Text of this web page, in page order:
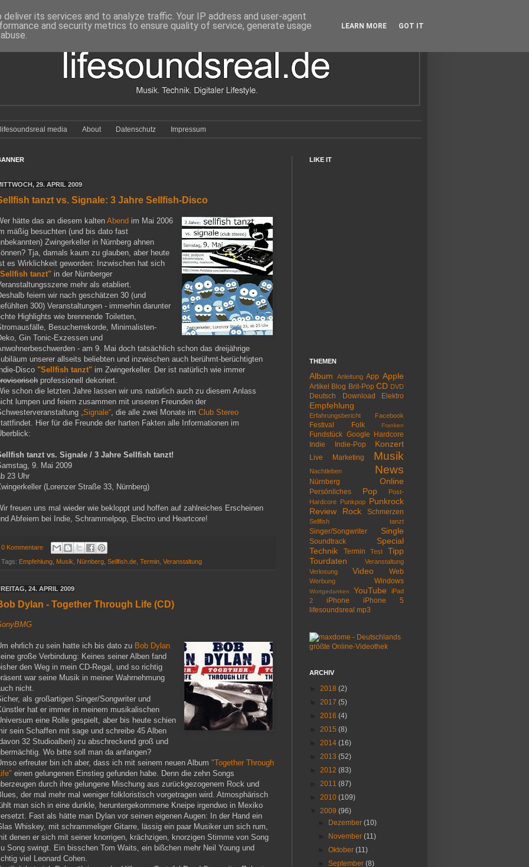
lifesoundsreal media About Datenschutz Impressum
29. APRIL 2009
tanzt vs. Signale: 3 Jahre Sellfish-Disco
hätte das an diesem kalten Abend im Mai 2006
mäßig besuchten (und bis dato fast
Zwingerkeller in Nürnberg ahnen
Tja, damals kaum zu glauben, aber heute
es Wirklichkeit geworden: Inzwischen hat sich
tanzt" in der Nürnberger
mehr als etabliert.
feiern wir nach geschätzen 30 (und
300) Veranstaltungen - immerhin darunter
Highlights wie brennende Toiletten,
Besucherrekorde, Minimalisten-
Gin Tonic-Exzessen und
- am 9. Mai doch tatsächlich schon das dreijährige
unserer allseits beliebten und inzwischen auch berühmt-berüchtigten
Disco "Sellfish tanzt" im Zwingerkeller. Der ist natürlich wie immer
professionell dekoriert.
schon die letzten Jahre lassen wir uns natürlich auch zu diesem Anlass
lumpen und feiern zusammen mit unseren Freunden der
„Signale“ , die alle zwei Monate im Club Stereo
Hier für die Freunde der harten Fakten alle Informationen im
tanzt vs. Signale / 3 Jahre Sellfish tanzt!
9. Mai 2009
23 Uhr
(Lorenzer Straße 33, Nürnberg)
freuen uns mal wieder wie bekloppt und hoffen auf zahlreiches Erscheinen
Abfeiern bei Indie, Schrammelpop, Electro und Heartcore!
0 Kommentare
Tags: Empfehlung Musik Nürnberg Sellfish.de Termin Veranstaltung
24. APRIL 2009
Dylan - Together Through Life (CD)
ehrlich zu sein hatte ich bis dato zu Bob Dylan
große Verbindung: Keines seiner Alben fand
den Weg in mein CD-Regal, und so richtig
war seine Musik in meiner Wahrnehmung
nicht.
als großartigen Singer/Songwriter und
hat er immer in meinem musikalischen
eine Rolle gespielt, aber bis heute schien
sein Schaffen mit sage und schreibe 45 Alben
32 Studioalben) zu abschreckend groß und
Wo bitte soll man da anfangen?
erfreuter bin ich aber, dass ich mit seinem neuen Album "Together Through
einen gelungenen Einstieg gefunden habe. Denn die zehn Songs
durch ihre gelungene Mischung aus zurückgezogenem Rock und
der mal mehr mal weniger folkloristisch vorgetragen wird. Atmosphärisch
man sich in eine dunkle, heruntergekommene Kneipe irgendwo in Mexiko
Fast als hätte man Dylan vor seinen eigenen Augen: In der Hand ein
Whiskey, mit schrammeliger Gitarre, lässig ein paar Musiker um sich rum,
denen er sich mit seiner knorrigen, krächzigen, knorzigen Stimme von Song
Song swingt. Ein bisschen Tom Waits, ein bißchen mehr Neil Young und
viel Leonard Cohen.
LIKE IT
THEMEN
Album Anleitung App Apple
Artikel Blog Brit-Pop CD DVD
Deutsch Download Elektro
Empfehlung
Erfahrungsbericht Facebook
Festival Folk Franken
Fundstück Google
Hardcore
Indie
Indie-Pop Konzert
Live Marketing Musik
Nachtleben News
Nürnberg Online
Persönliches Pop
Post-
Hardcore
Punkpop Punkrock
Review
Rock Schmerzen
Sellfish tanzt
Singer/Songwriter Single
Soundtrack
Special
Technik
Termin Test
Tipp
Tourdaten
Veranstaltung
Verlosung
Video Web
Werbung Windows
Wortgedanken YouTube
iPad
2
iPhone
iPhone 5
lifesoundsreal mp3
ARCHIV
2018 (2)
2017 (5)
2016 (4)
2015 (8)
2014 (16)
2013 (52)
2012 (83)
2011 (87)
2010 (109)
2009 (96)
Dezember(10)
November(11)
►Oktober(11)
►September(8)
its services and to analyze traffic. Your IP address and user-agent
and security metrics to ensure quality of service, generate usage
LEARN MORE GOT IT